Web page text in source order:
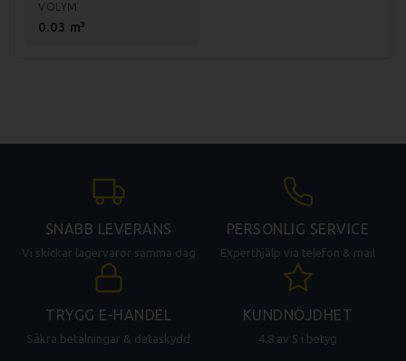
VOLYM
0.03 m³
SNABB LEVERANS
Vi skickar lagervaror samma dag
PERSONLIG SERVICE
Experthjälp via telefon & mail
TRYGG E-HANDEL
Säkra betalningar & dataskydd
KUNDNÖJDHET
4.8 av 5 i betyg